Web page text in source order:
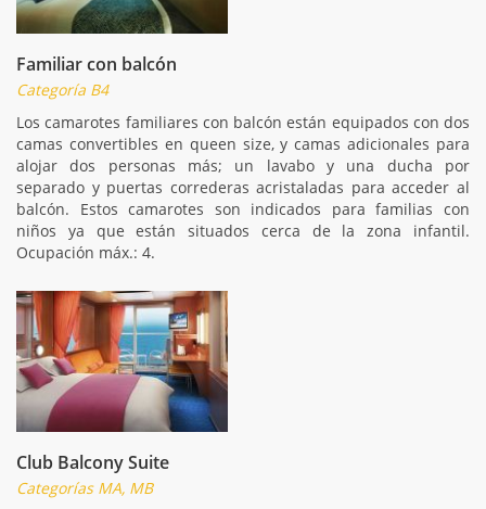
Familiar con balcón
Categoría B4
Los camarotes familiares con balcón están equipados con dos
camas convertibles en queen size, y camas adicionales para
alojar dos personas más; un lavabo y una ducha por
separado y puertas correderas acristaladas para acceder al
balcón. Estos camarotes son indicados para familias con
niños ya que están situados cerca de la zona infantil.
Ocupación máx.: 4.
Club Balcony Suite
Categorías MA, MB